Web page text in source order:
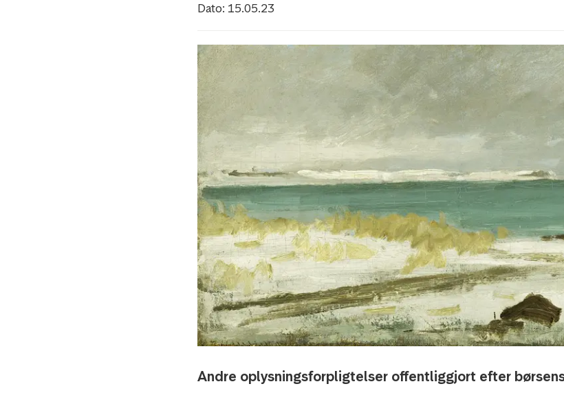
Dato: 15.05.23
Andre oplysningsforpligtelser offentliggjort efter